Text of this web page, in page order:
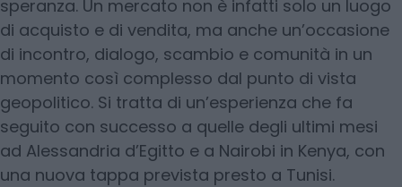
speranza. Un mercato non è infatti solo un luogo
di acquisto e di vendita, ma anche un’occasione
di incontro, dialogo, scambio e comunità in un
momento così complesso dal punto di vista
geopolitico. Si tratta di un’esperienza che fa
seguito con successo a quelle degli ultimi mesi
ad Alessandria d’Egitto e a Nairobi in Kenya, con
una nuova tappa prevista presto a Tunisi.